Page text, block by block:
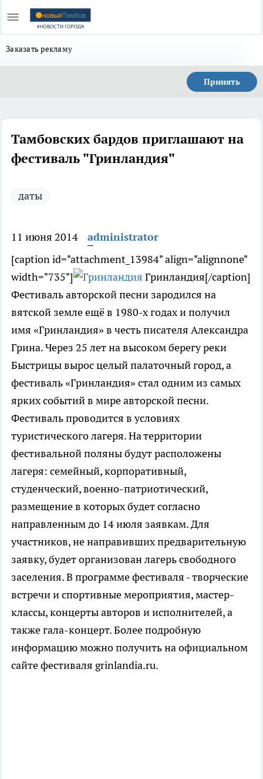
Заказать рекламу
Принять
Тамбовских бардов приглашают на
фестиваль "Гринландия"
даты
11 июня 2014
administrator
[caption id="attachment_13984" align="alignnone"
width="735"]
Гринландия[/caption]
Фестиваль авторской песни зародился на
вятской земле ещё в 1980-х годах и получил
имя «Гринландия» в честь писателя Александра
Грина. Через 25 лет на высоком берегу реки
Быстрицы вырос целый палаточный город, а
фестиваль «Гринландия» стал одним из самых
ярких событий в мире авторской песни.
Фестиваль проводится в условиях
туристического лагеря. На территории
фестивальной поляны будут расположены
лагеря: семейный, корпоративный,
студенческий, военно-патриотический,
размещение в которых будет согласно
направленным до 14 июля заявкам. Для
участников, не направивших предварительную
заявку, будет организован лагерь свободного
заселения. В программе фестиваля - творческие
встречи и спортивные мероприятия, мастер-
классы, концерты авторов и исполнителей, а
также гала-концерт. Более подробную
информацию можно получить на официальном
сайте фестиваля grinlandia.ru.